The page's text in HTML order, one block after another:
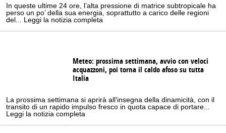
In queste ultime 24 ore, l’alta pressione di matrice subtropicale ha
perso un po’ della sua energia, soprattutto a carico delle regioni
del... Leggi la notizia completa
Meteo: prossima settimana, avvio con veloci
acquazzoni, poi torna il caldo afoso su tutta
Italia
La prossima settimana si aprirà all'insegna della dinamicità, con il
transito di un rapido impulso fresco in quota capace di portare...
Leggi la notizia completa